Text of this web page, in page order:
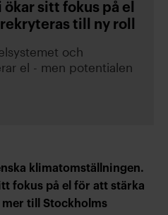
sitt fokus på el
till ny roll
och
el - men potentialen
klimatomställningen.
fokus på el för att stärka
till Stockholms